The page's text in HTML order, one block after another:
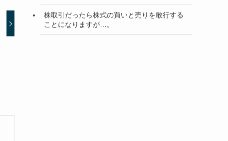
株取引だったら株式の買いと売りを敢行する
ことになりますが…。